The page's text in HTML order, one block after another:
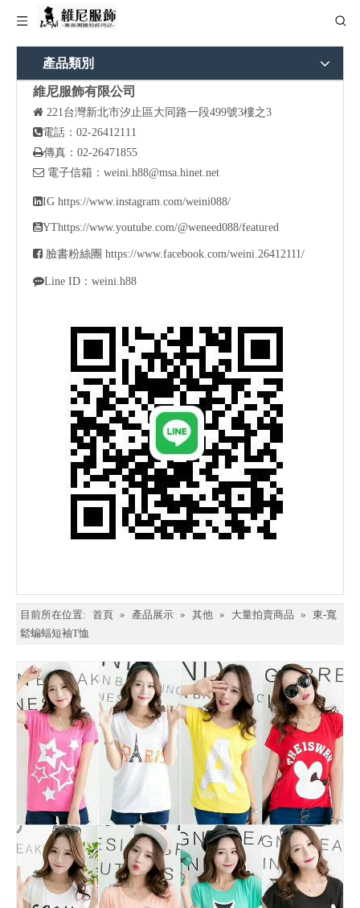
產品類別
維尼服飾有限公司
 221台灣新北市汐止區大同路一段499號3樓之3
電話：02-26412111
傳真：02-26471855
 電子信箱： weini.h88@msa.hinet.net
IG https://www.instagram.com/weini088/
YThttps://www.youtube.com/@weneed088/featured
 臉書粉絲團 https://www.facebook.com/weini.26412111/
Line ID：weini.h88
目前所在位置: 首頁 » 產品展示 » 其他 » 大量拍賣商品 » 東-寬
鬆蝙蝠短袖T恤